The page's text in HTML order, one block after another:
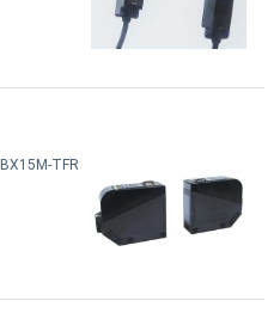
BX15M-TFR